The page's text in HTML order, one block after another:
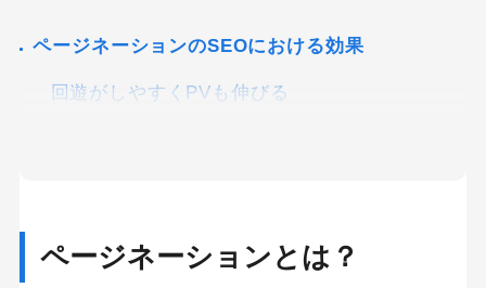
ページネーションのSEOにおける効果
回遊がしやすくPVも伸びる
WordPressでページネーションを実装する方法
ページネーションとは？